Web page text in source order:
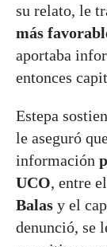
su relato, le
más
aportaba
entonces
Estepa
le aseguró
información
UCO, entre
Balas y el
denunció, se